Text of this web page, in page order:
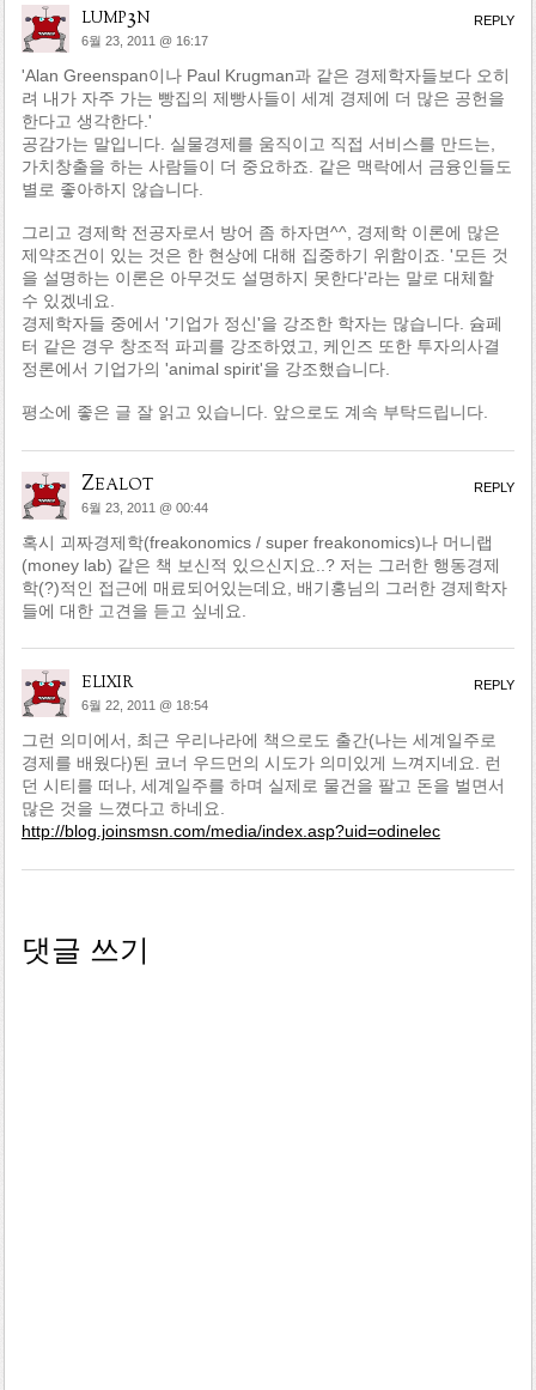
lump3n
6월 23, 2011 @ 16:17
'Alan Greenspan이나 Paul Krugman과 같은 경제학자들보다 오히
려 내가 자주 가는 빵집의 제빵사들이 세계 경제에 더 많은 공헌을
한다고 생각한다.'
공감가는 말입니다. 실물경제를 움직이고 직접 서비스를 만드는,
가치창출을 하는 사람들이 더 중요하죠. 같은 맥락에서 금융인들도
별로 좋아하지 않습니다.
그리고 경제학 전공자로서 방어 좀 하자면^^, 경제학 이론에 많은
제약조건이 있는 것은 한 현상에 대해 집중하기 위함이죠. '모든 것
을 설명하는 이론은 아무것도 설명하지 못한다'라는 말로 대체할
수 있겠네요.
경제학자들 중에서 '기업가 정신'을 강조한 학자는 많습니다. 슘페
터 같은 경우 창조적 파괴를 강조하였고, 케인즈 또한 투자의사결
정론에서 기업가의 'animal spirit'을 강조했습니다.
평소에 좋은 글 잘 읽고 있습니다. 앞으로도 계속 부탁드립니다.
REPLY
Zealot
6월 23, 2011 @ 00:44
혹시 괴짜경제학(freakonomics / super freakonomics)나 머니랩
(money lab) 같은 책 보신적 있으신지요..? 저는 그러한 행동경제
학(?)적인 접근에 매료되어있는데요, 배기홍님의 그러한 경제학자
들에 대한 고견을 듣고 싶네요.
REPLY
elixir
6월 22, 2011 @ 18:54
그런 의미에서, 최근 우리나라에 책으로도 출간(나는 세계일주로
경제를 배웠다)된 코너 우드먼의 시도가 의미있게 느껴지네요. 런
던 시티를 떠나, 세계일주를 하며 실제로 물건을 팔고 돈을 벌면서
많은 것을 느꼈다고 하네요.
http://blog.joinsmsn.com/media/index.asp?uid=odinelec
REPLY
댓글 쓰기